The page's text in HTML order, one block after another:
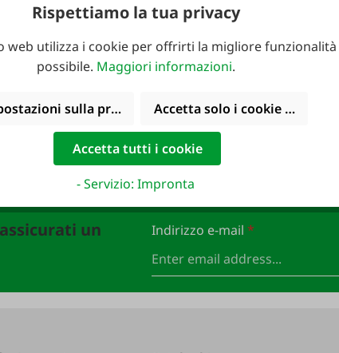
€*
un
Indirizzo e-mail *
Rispettiamo la tua privacy
web utilizza i cookie per offrirti la migliore funzionalità
possibile. Maggiori informazioni.
sulla privacy Accetta solo i cookie funzionali
Accetta tutti i cookie
- Servizio: Impronta